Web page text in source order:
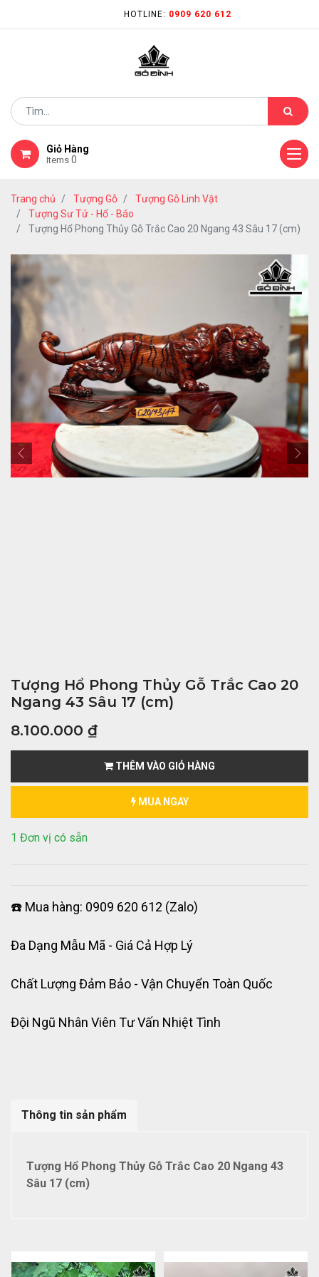
HOTLINE: 0909 620 612
Giỏ Hàng
Items 0
Trang chủ Tượng Gỗ
Tượng Gỗ Linh Vật
Tượng Sư Tử - Hổ - Báo
Tượng Hổ Phong Thủy Gỗ Trắc Cao 20 Ngang 43 Sâu 17 (cm)
Tượng Hổ Phong Thủy Gỗ Trắc Cao 20
Ngang 43 Sâu 17 (cm)
8.100.000 ₫
THÊM VÀO GIỎ HÀNG
MUA NGAY
1 Đơn vị có sẵn
☎️ Mua hàng: 0909 620 612 (Zalo)
Đa Dạng Mẫu Mã - Giá Cả Hợp Lý
Chất Lượng Đảm Bảo - Vận Chuyển Toàn Quốc
Đội Ngũ Nhân Viên Tư Vấn Nhiệt Tình
Thông tin sản phẩm
Tượng Hổ Phong Thủy Gỗ Trắc Cao 20 Ngang 43
Sâu 17 (cm)